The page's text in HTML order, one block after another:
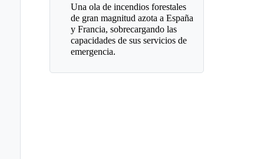
Una ola de incendios forestales
de gran magnitud azota a España
y Francia, sobrecargando las
capacidades de sus servicios de
emergencia.